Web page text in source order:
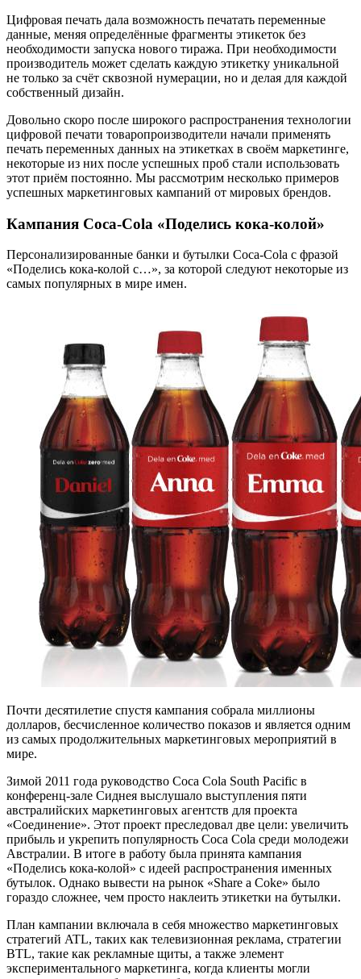
Цифровая печать дала возможность печатать переменные
данные, меняя определённые фрагменты этикеток без
необходимости запуска нового тиража. При необходимости
производитель может сделать каждую этикетку уникальной
не только за счёт сквозной нумерации, но и делая для каждой
собственный дизайн.
Довольно скоро после широкого распространения технологии
цифровой печати товаропроизводители начали применять
печать переменных данных на этикетках в своём маркетинге,
некоторые из них после успешных проб стали использовать
этот приём постоянно. Мы рассмотрим несколько примеров
успешных маркетинговых кампаний от мировых брендов.
Кампания Coca-Cola «Поделись кока-колой»
Персонализированные банки и бутылки Coca-Cola с фразой
«Поделись кока-колой с…», за которой следуют некоторые из
самых популярных в мире имен.
Почти десятилетие спустя кампания собрала миллионы
долларов, бесчисленное количество показов и является одним
из самых продолжительных маркетинговых мероприятий в
мире.
Зимой 2011 года руководство Coca Cola South Pacific в
конференц-зале Сиднея выслушало выступления пяти
австралийских маркетинговых агентств для проекта
«Соединение». Этот проект преследовал две цели: увеличить
прибыль и укрепить популярность Coca Cola среди молодежи
Австралии. В итоге в работу была принята кампания
«Поделись кока-колой» с идеей распространения именных
бутылок. Однако вывести на рынок «Share a Coke» было
гораздо сложнее, чем просто наклеить этикетки на бутылки.
План кампании включала в себя множество маркетинговых
стратегий ATL, таких как телевизионная реклама, стратегии
BTL, такие как рекламные щиты, а также элемент
экспериментального маркетинга, когда клиенты могли